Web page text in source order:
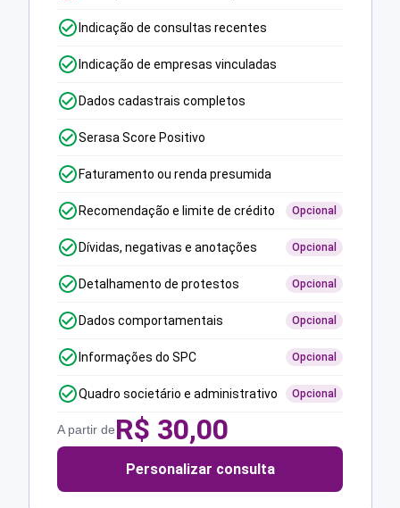
Indicação de consultas recentes
Indicação de empresas vinculadas
Dados cadastrais completos
Serasa Score Positivo
Faturamento ou renda presumida
Recomendação e limite de crédito Opcional
Dívidas, negativas e anotações Opcional
Detalhamento de protestos Opcional
Dados comportamentais Opcional
Informações do SPC Opcional
Quadro societário e administrativo Opcional
A partir deR$ 30,00
Personalizar consulta